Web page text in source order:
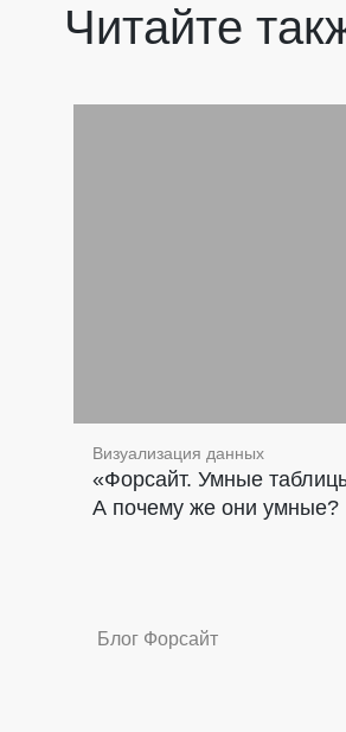
Читайте
Визуализация данных
«Форсайт. Умные
А почему же они умные?
Блог Форсайт